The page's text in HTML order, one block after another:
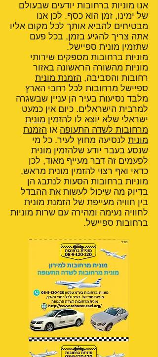
אנו מוניות ברחובות יודעים שבעולם
של ימינו, זמן הוא כסף. לכן אנו
מבטיחים להביא אותך לכל מקום אליו
אתה צריך להגיע בזמן, בכל פעם
שתזמין מונית ספיישל.
מוניות ברחובות מספקים שירותי
מוניות מהשורה הראשונה באזור
רחובות והסביבה, הזמנת מונית
ספיישל מרחובות לכל רחבי הארץ
מלבד נסיעות בעיר הן עניין שבשגרה
למרבית הישראלים. כיום אין כמעט
ישראלי שלא יוצא לו להזמין מונית
מרחובות לשדה התעופה או הזמנת
מונית לנסיעה מחוץ לעיר. כל מי
שנסע בעבר יודע שלהזמין מונית
לפעמים זה דבר מעייף מאוד, לכן
כדאי ואף רצוי להזמין מונית מראש,
מוניות ברחובות הסעות לנתבג הן
בדיוק מה שיכול לעשות את ההבדל
בין חוויה מעייפת של הזמנת מונית
לחוויה נעימה ומהירה עם שרות מוניות
ברחובות ספיישל.